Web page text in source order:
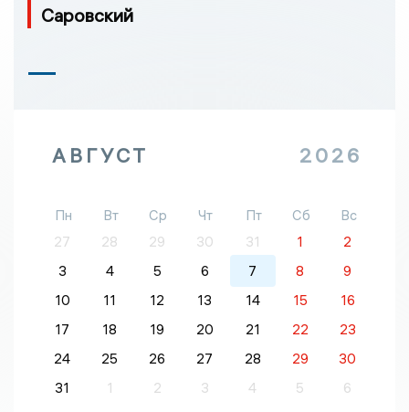
Саровский
АВГУСТ 2026
Пн Вт Ср Чт Пт Сб
Вс
27
28 29 30 31 1
2
3
4 5 6 7 8
9
10
11 12 13 14 15
16
17
18 19 20 21 22
23
24
25 26 27 28 29
30
31
1 2 3 4 5 6